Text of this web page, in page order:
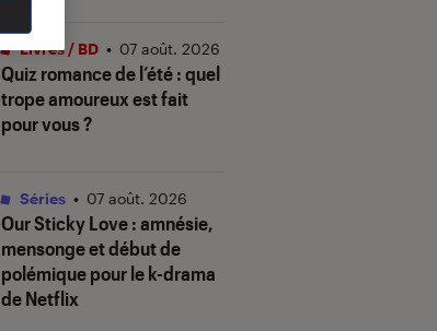
Quiz romance de l’été : quel
trope amoureux est fait
pour vous ?
Livres / BD • 07 août. 2026
Our Sticky Love: amnésie,
mensonge et début de
polémique pour le k-drama
de Netflix
Séries • 07 août. 2026